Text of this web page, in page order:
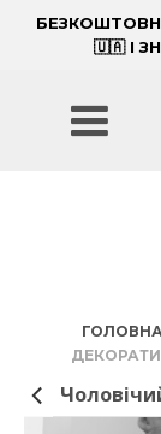
🇺🇦 І